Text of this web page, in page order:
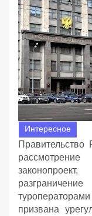
Интересное
Правительство
призвана